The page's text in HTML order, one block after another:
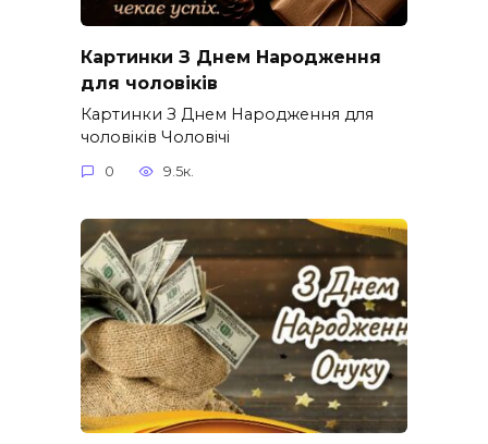
Картинки З Днем Народження
для чоловіків​
Картинки З Днем Народження для
чоловіків​ Чоловічі
0 9.5к.